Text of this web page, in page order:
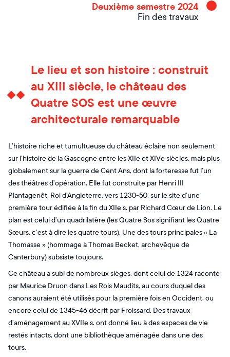
Deuxième semestre 2024
Fin des travaux
Le lieu et son histoire : construit
au XIII siècle, le château des
Quatre SOS est une œuvre
architecturale remarquable
L’histoire riche et tumultueuse du château éclaire non seulement
sur l’histoire de la Gascogne entre les XIIe et XIVe siècles, mais plus
globalement sur la guerre de Cent Ans, dont la forteresse fut l’un
des théâtres d’opération. Elle fut construite par Henri III
Plantagenêt, Roi d’Angleterre, vers 1230-50, sur le site d’une
première tour édifiée à la fin du XIIe s. par Richard Cœur de Lion. Le
plan est celui d’un quadrilatère (les Quatre Sos signifiant les Quatre
Sœurs, c’est à dire les quatre tours). Une des tours principales « La
Thomasse » (hommage à Thomas Becket, archevêque de
Canterbury) subsiste toujours.
Ce château a subi de nombreux sièges, dont celui de 1324 raconté
par Maurice Druon dans Les Rois Maudits, au cours duquel des
canons auraient été utilisés pour la première fois en Occident, ou
encore celui de 1345-46 décrit par Froissard. Des travaux
d’aménagement au XVIIe s. ont donné lieu à des espaces de vie
restés intacts, dont une bibliothèque aménagée dans une des
tours.